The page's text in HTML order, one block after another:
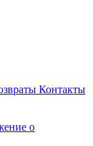
Контакты
о